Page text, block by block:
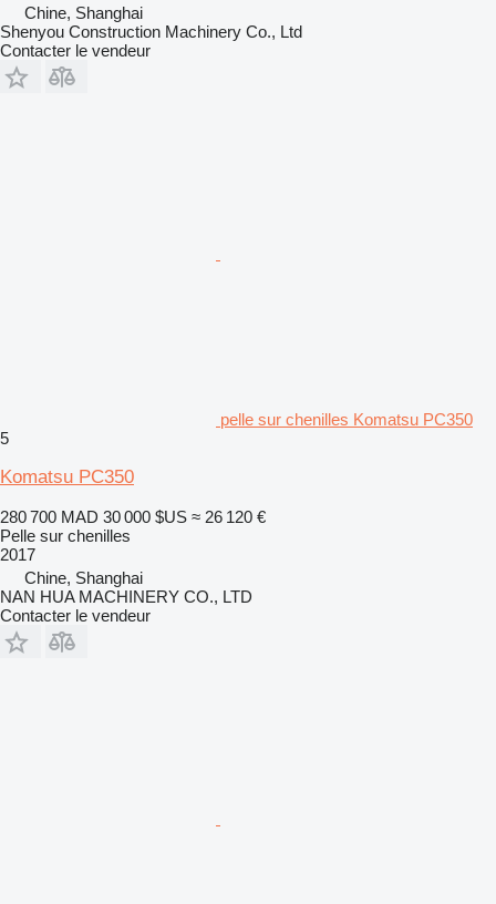
Chine, Shanghai
Shenyou Construction Machinery Co., Ltd
Contacter le vendeur
pelle sur chenilles Komatsu PC350
5
Komatsu PC350
280 700 MAD 30 000 $US ≈ 26 120 €
Pelle sur chenilles
2017
Chine, Shanghai
NAN HUA MACHINERY CO., LTD
Contacter le vendeur